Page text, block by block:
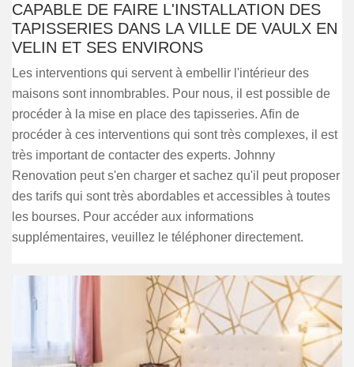
CAPABLE DE FAIRE L'INSTALLATION DES
TAPISSERIES DANS LA VILLE DE VAULX EN
VELIN ET SES ENVIRONS
Les interventions qui servent à embellir l'intérieur des
maisons sont innombrables. Pour nous, il est possible de
procéder à la mise en place des tapisseries. Afin de
procéder à ces interventions qui sont très complexes, il est
très important de contacter des experts. Johnny
Renovation peut s'en charger et sachez qu'il peut proposer
des tarifs qui sont très abordables et accessibles à toutes
les bourses. Pour accéder aux informations
supplémentaires, veuillez le téléphoner directement.